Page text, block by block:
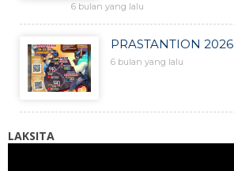
6 bulan yang lalu
PRASTANTION 2026
6 bulan yang lalu
LAKSITA